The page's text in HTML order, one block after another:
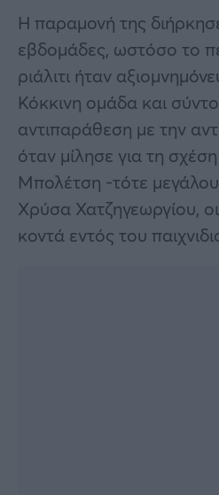
Η παραμονή της
εβδομάδες, ωστόσο το
ριάλιτι ήταν
Κόκκινη ομάδα και
αντιπαράθεση με την
όταν μίλησε για τη
Μπολέτση -τότε
Χρύσα Χατζηγεωργίου,
κοντά εντός του